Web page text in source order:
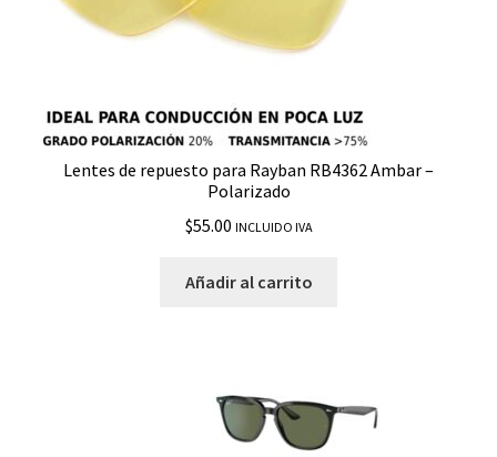
Lentes de repuesto para Rayban RB4362 Ambar –
Polarizado
$55.00 INCLUIDO IVA
Añadir al carrito